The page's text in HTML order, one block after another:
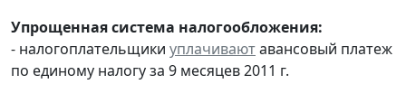
Упрощенная система налогообложения:
- налогоплательщики уплачиваютавансовый платеж
по единому налогу за 9 месяцев 2011 г.